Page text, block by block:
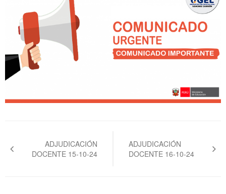
de
entradas
ADJUDICACIÓN
DOCENTE 15-10-24
ADJUDICACIÓN
DOCENTE 16-10-24